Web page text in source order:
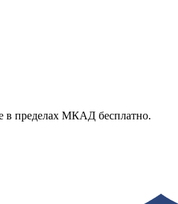
в пределах МКАД бесплатно.